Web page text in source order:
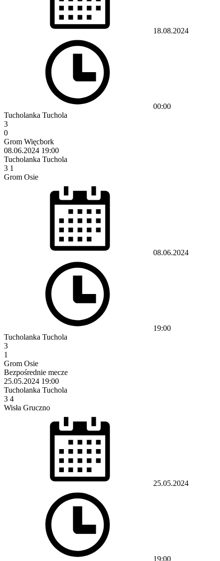
18.08.2024
00:00
Tucholanka Tuchola
3
0
Grom Więcbork
08.06.2024 19:00
Tucholanka Tuchola
3 1
Grom Osie
08.06.2024
19:00
Tucholanka Tuchola
3
1
Grom Osie
Bezpośrednie mecze
25.05.2024 19:00
Tucholanka Tuchola
3 4
Wisła Gruczno
25.05.2024
19:00